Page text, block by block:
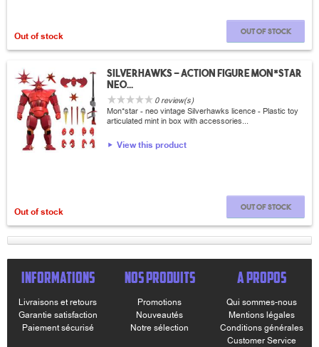
Out of stock Out of stock
Silverhawks - Action figure Mon*star
neo...
0 review(s)
Mon*star - neo vintage Silverhawks licence - Plastic toy
articulated mint in box with accessories...
View this product
Out of stock Out of stock
INFORMATIONS
Livraisons et retours
Garantie satisfaction
Paiement sécurisé
NOS PRODUITS
Promotions
Nouveautés
Notre sélection
A PROPOS
Qui sommes-nous
Mentions légales
Conditions générales
Customer Service